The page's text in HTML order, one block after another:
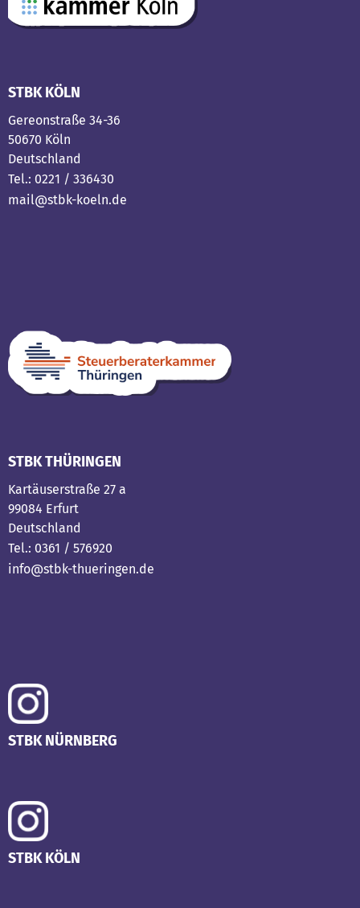
STBK KÖLN
Gereonstraße 34-36
50670 Köln
Deutschland
Tel.: 0221 / 336430
mail@stbk-koeln.de
STBK THÜRINGEN
Kartäuserstraße 27 a
99084 Erfurt
Deutschland
Tel.: 0361 / 576920
info@stbk-thueringen.de
STBK NÜRNBERG
STBK KÖLN